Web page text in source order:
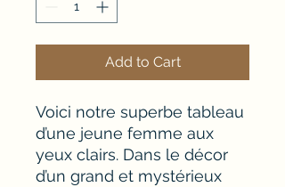
Add to Cart
Voici notre superbe tableau
d’une jeune femme aux
yeux clairs. Dans le décor
d’un grand et mystérieux